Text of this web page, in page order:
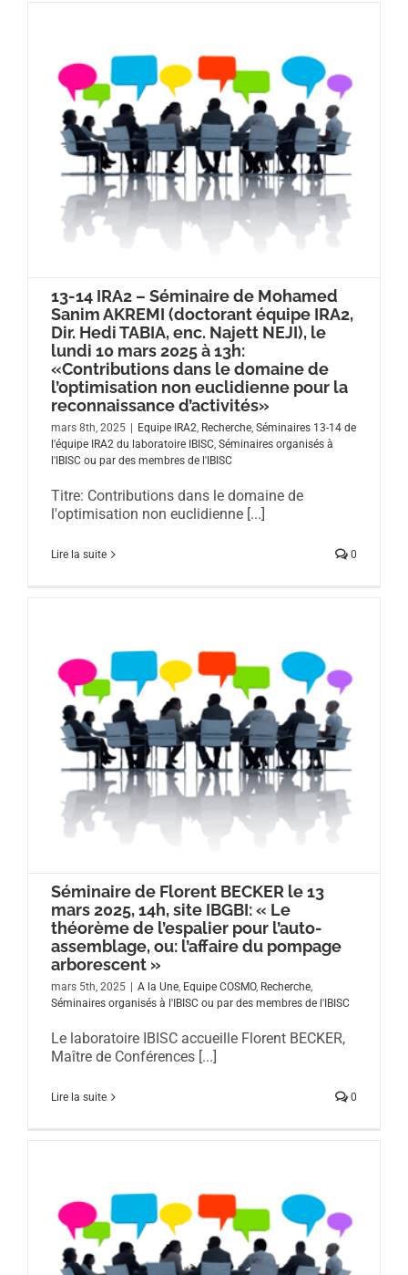
13-14 IRA2 – Séminaire de Mohamed
Sanim AKREMI (doctorant équipe IRA2,
Dir. Hedi TABIA, enc. Najett NEJI), le
lundi 10 mars 2025 à 13h:
«Contributions dans le domaine de
l’optimisation non euclidienne pour la
reconnaissance d’activités»
mars 8th, 2025 Equipe IRA2, Recherche, Séminaires 13-14 de
l'équipe IRA2 du laboratoire IBISC, Séminaires organisés à
l'IBISC ou par des membres de l'IBISC
Titre: Contributions dans le domaine de
l'optimisation non euclidienne [...]
Lire la suite 0
Séminaire de Florent BECKER le 13
mars 2025, 14h, site IBGBI: « Le
théorème de l’espalier pour l’auto-
assemblage, ou: l’affaire du pompage
arborescent »
mars 5th, 2025 A la Une, Equipe COSMO, Recherche,
Séminaires organisés à l'IBISC ou par des membres de l'IBISC
Le laboratoire IBISC accueille Florent BECKER,
Maître de Conférences [...]
Lire la suite 0